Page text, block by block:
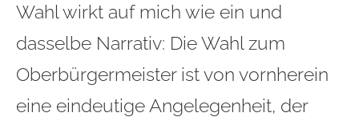
Wahl wirkt auf mich wie ein und
dasselbe Narrativ: Die Wahl zum
Oberbürgermeister ist von vornherein
eine eindeutige Angelegenheit, der